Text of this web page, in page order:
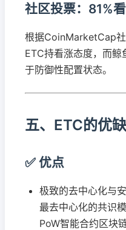
社区投票：81%
根据CoinMarketCap
ETC持看涨态度，而
于防御性配置状态。
五、ETC的优
✅ 优点
极致的去中心化与
最去中心化的共识
PoW智能合约区块链